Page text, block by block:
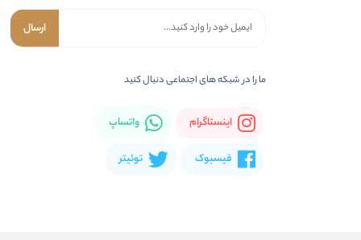
ارسال
ما را در شبکه های اجتماعی دنبال کنید
اینستاگرام واتساپ
فیسبوک توئیتر